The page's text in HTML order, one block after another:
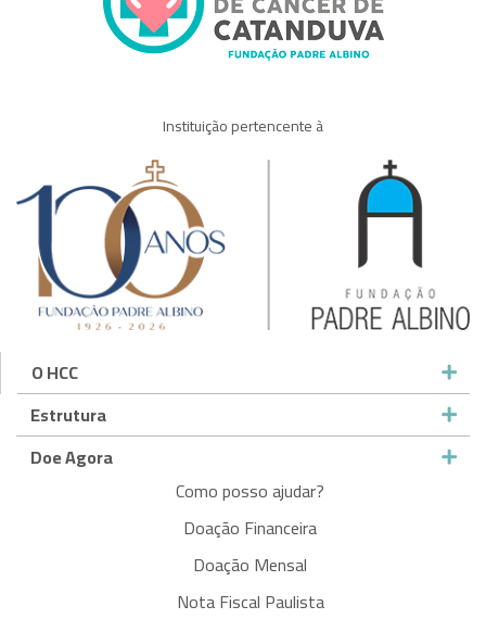
Instituição pertencente à
O HCC
Estrutura
Doe Agora
Como posso ajudar?
Doação Financeira
Doação Mensal
Nota Fiscal Paulista